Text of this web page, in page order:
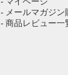
- メールマガジン
- 商品レビュー一